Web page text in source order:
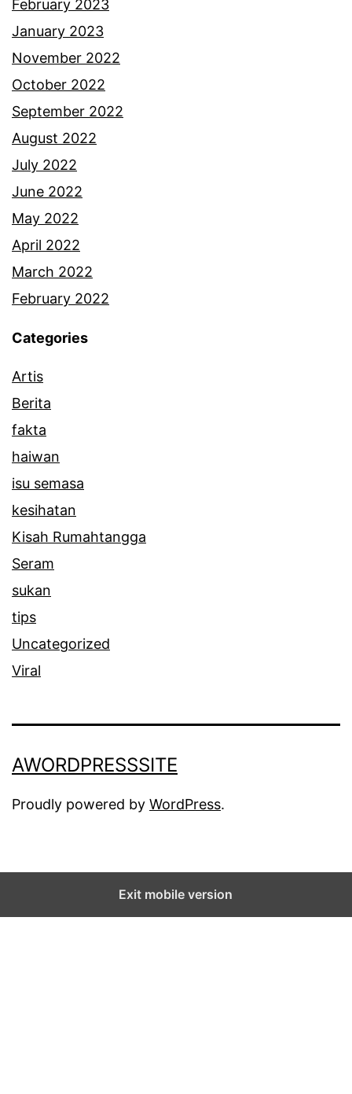
February 2023
January 2023
November 2022
October 2022
September 2022
August 2022
July 2022
June 2022
May 2022
April 2022
March 2022
February 2022
Categories
Artis
Berita
fakta
haiwan
isu semasa
kesihatan
Kisah Rumahtangga
Seram
sukan
tips
Uncategorized
Viral
AWORDPRESSSITE
Proudly powered by WordPress.
Exit mobile version